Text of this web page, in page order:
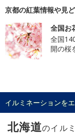
京都の紅葉情報や見
全国お
全国
開の桜
イルミネーションを
北海道のイル